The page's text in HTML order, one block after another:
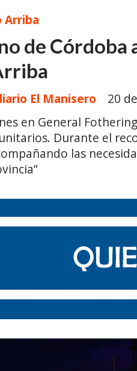
de Córdoba
en General
Durante el
las
Arriba
20
El Manisero